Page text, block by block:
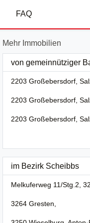
FAQ
Mehr Immobilien
von gemeinnütziger
2203 Großebersdorf,
2203 Großebersdorf,
2203 Großebersdorf,
im Bezirk Scheibbs
Melkuferweg 11/Stg.2,
3264 Gresten,